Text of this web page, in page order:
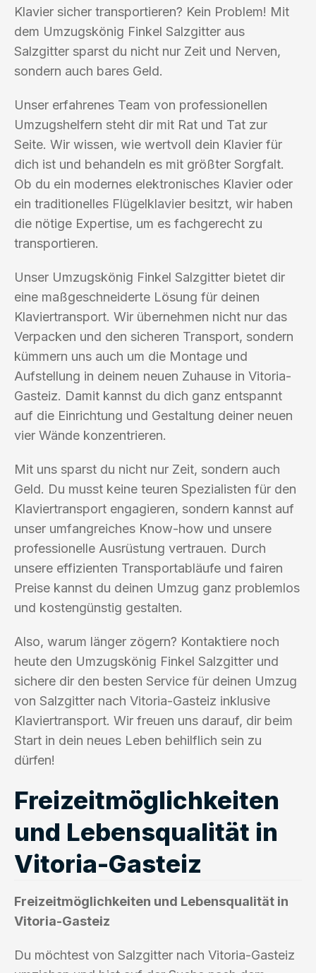
Klavier sicher transportieren? Kein Problem! Mit
dem Umzugskönig Finkel Salzgitter aus
Salzgitter sparst du nicht nur Zeit und Nerven,
sondern auch bares Geld.
Unser erfahrenes Team von professionellen
Umzugshelfern steht dir mit Rat und Tat zur
Seite. Wir wissen, wie wertvoll dein Klavier für
dich ist und behandeln es mit größter Sorgfalt.
Ob du ein modernes elektronisches Klavier oder
ein traditionelles Flügelklavier besitzt, wir haben
die nötige Expertise, um es fachgerecht zu
transportieren.
Unser Umzugskönig Finkel Salzgitter bietet dir
eine maßgeschneiderte Lösung für deinen
Klaviertransport. Wir übernehmen nicht nur das
Verpacken und den sicheren Transport, sondern
kümmern uns auch um die Montage und
Aufstellung in deinem neuen Zuhause in Vitoria-
Gasteiz. Damit kannst du dich ganz entspannt
auf die Einrichtung und Gestaltung deiner neuen
vier Wände konzentrieren.
Mit uns sparst du nicht nur Zeit, sondern auch
Geld. Du musst keine teuren Spezialisten für den
Klaviertransport engagieren, sondern kannst auf
unser umfangreiches Know-how und unsere
professionelle Ausrüstung vertrauen. Durch
unsere effizienten Transportabläufe und fairen
Preise kannst du deinen Umzug ganz problemlos
und kostengünstig gestalten.
Also, warum länger zögern? Kontaktiere noch
heute den Umzugskönig Finkel Salzgitter und
sichere dir den besten Service für deinen Umzug
von Salzgitter nach Vitoria-Gasteiz inklusive
Klaviertransport. Wir freuen uns darauf, dir beim
Start in dein neues Leben behilflich sein zu
dürfen!
Freizeitmöglichkeiten
und Lebensqualität in
Vitoria-Gasteiz
Freizeitmöglichkeiten und Lebensqualität in
Vitoria-Gasteiz
Du möchtest von Salzgitter nach Vitoria-Gasteiz